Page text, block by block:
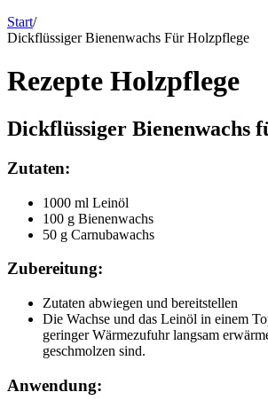
Start/
Dickflüssiger Bienenwachs Für Holzpflege
Rezepte Holzpflege
Dickflüssiger Bienenwachs
Zutaten:
1000 ml Leinöl
100 g Bienenwachs
50 g Carnubawachs
Zubereitung:
Zutaten abwiegen und bereitstellen
Die Wachse und das Leinöl in einem
geringer Wärmezufuhr langsam
geschmolzen sind.
Anwendung: